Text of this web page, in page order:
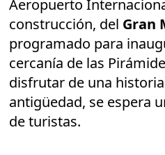
Aeropuerto
construcción, del Gran
programado para
cercanía de las
disfrutar de una
antigüedad, se espera
de turistas.